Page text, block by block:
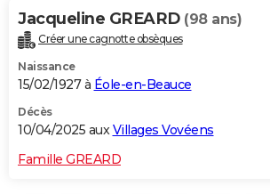
Jacqueline GREARD (98 ans)
Créer une cagnotte obsèques
Naissance
15/02/1927 à Éole-en-Beauce
Décès
10/04/2025 aux Villages Vovéens
Famille GREARD